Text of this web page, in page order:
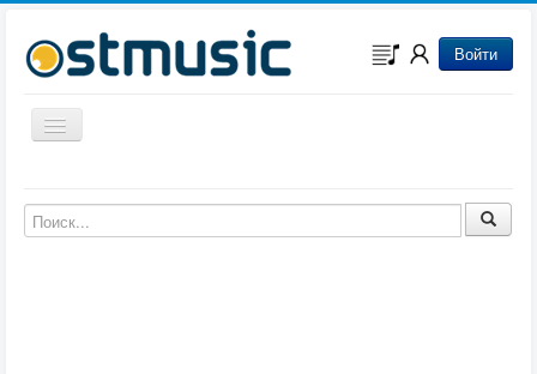
Войти
Включить/выключить навигацию
Музыка из мультфильмов
Музыка из сериалов